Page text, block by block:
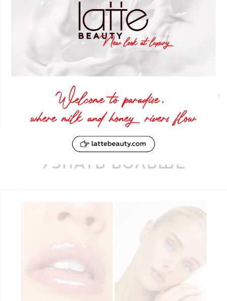
Кисть для моделирования лица
#2 More or Less
КУПИТЬ
Узнать больше